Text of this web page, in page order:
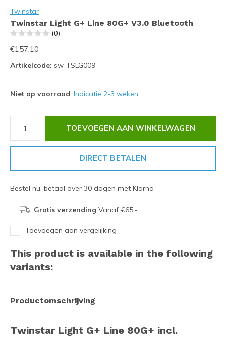
Twinstar
Twinstar Light G+ Line 80G+ V3.0 Bluetooth
(0)
€157,10
Artikelcode: sw-TSLG009
Niet op voorraad: Indicatie 2-3 weken
TOEVOEGEN AAN WINKELWAGEN
DIRECT BETALEN
Bestel nu, betaal over 30 dagen met Klarna
Gratis verzending Vanaf €65,-
Toevoegen aan vergelijking
This product is available in the following
variants:
Productomschrijving
Twinstar Light G+ Line 80G+ incl.